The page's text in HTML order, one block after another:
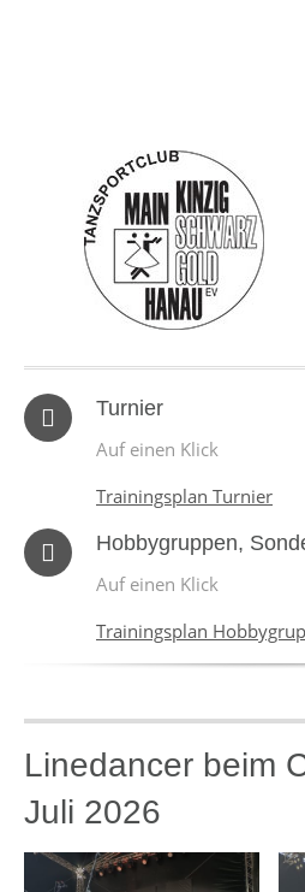
Turnier
Auf einen Klick
Trainingsplan Turnier
Hobbygruppen,
Auf einen Klick
Trainingsplan
Linedancer beim
Juli 2026